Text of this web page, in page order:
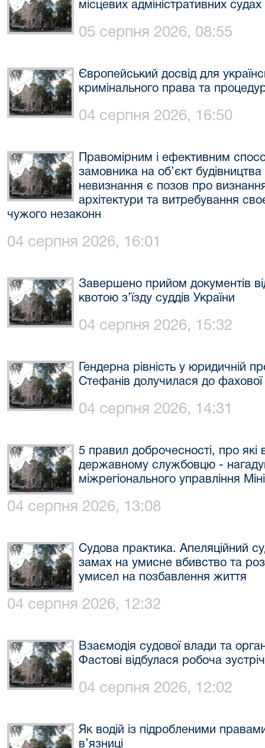
місцевих адміністративних судах
05 серпня 2026, 08:55
Європейський досвід для
кримінального права та
04 серпня 2026, 16:50
Правомірним і ефективним
замовника на об’єкт
невизнання є позов про
архітектури та витребування
чужого незаконн
04 серпня 2026, 16:01
Завершено прийом документів
квотою з’їзду суддів України
04 серпня 2026, 15:32
Гендерна рівність у юридичній
Стефанів долучилася до фахової
04 серпня 2026, 14:31
5 правил доброчесності, про
державному службовцю -
міжрегіонального управління
04 серпня 2026, 13:08
Судова практика. Апеляційний
замах на умисне вбивство та
умисел на позбавлення життя
04 серпня 2026, 12:32
Взаємодія судової влади та
Фастові відбулася робоча
04 серпня 2026, 12:02
Як водій із підробленими
в’язниці